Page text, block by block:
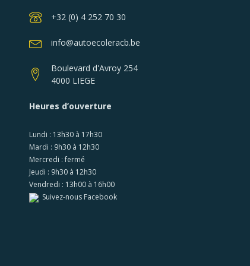
+32 (0) 4 252 70 30
info@autoecoleracb.be
Boulevard d'Avroy 254
4000 LIEGE
Heures d’ouverture
Lundi : 13h30 à 17h30
Mardi : 9h30 à 12h30
Mercredi : fermé
Jeudi : 9h30 à 12h30
Vendredi : 13h00 à 16h00
Suivez-nous Facebook